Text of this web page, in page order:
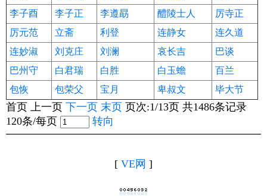
李子酉
李子正 李遵勗 醴陵士人
厉寺正
厉元范
立斋 利登 连静女
连久道
连妙淑
刘克庄 刘澜 哀长吉
巴谈
巴州守
白君瑞 白胜 白玉蟾
百兰
包恢
包荣父 宝月 卑叔文 毕大节
首页 上一页 下一页 末页 页次:1/13页 共1486条记录
120条/每页
转向
[ VE网 ]